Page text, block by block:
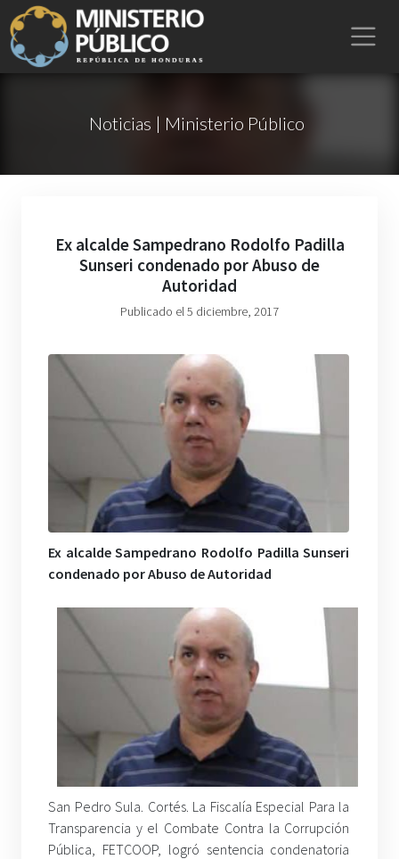
Noticias | Ministerio Público
Ex alcalde Sampedrano Rodolfo Padilla
Sunseri condenado por Abuso de
Autoridad
Publicado el 5 diciembre, 2017
Ex alcalde Sampedrano Rodolfo Padilla Sunseri
condenado por Abuso de Autoridad
San Pedro Sula. Cortés. La Fiscalía Especial Para la
Transparencia y el Combate Contra la Corrupción
Pública, FETCOOP, logró sentencia condenatoria